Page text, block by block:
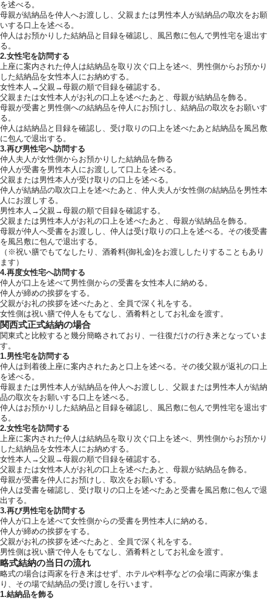
を述べる。
母親が結納品を仲人へお渡しし、父親または男性本人が結納品の取次をお願
いする口上を述べる。
仲人はお預かりした結納品と目録を確認し、風呂敷に包んで男性宅を退出す
る。
2.女性宅を訪問する
上座に案内された仲人は結納品を取り次ぐ口上を述べ、男性側からお預かり
した結納品を女性本人にお納めする。
女性本人→父親→母親の順で目録を確認する。
父親または女性本人がお礼の口上を述べたあと、母親が結納品を飾る。
母親が受書と男性側への結納品を仲人にお預けし、結納品の取次をお願いす
る。
仲人は結納品と目録を確認し、受け取りの口上を述べたあと結納品を風呂敷
に包んで退出する。
3.再び男性宅へ訪問する
仲人夫人が女性側からお預かりした結納品を飾る
仲人が受書を男性本人にお渡しして口上を述べる。
父親または男性本人が受け取りの口上を述べる。
仲人が結納品の取次口上を述べたあと、仲人夫人が女性側の結納品を男性本
人にお渡しする。
男性本人→父親→母親の順で目録を確認する。
父親または男性本人がお礼の口上を述べたあと、母親が結納品を飾る。
母親が仲人へ受書をお渡しし、仲人は受け取りの口上を述べる。その後受書
を風呂敷に包んで退出する。
（※祝い膳でもてなしたり、酒肴料(御礼金)をお渡ししたりすることもあり
ます）
4.再度女性宅へ訪問する
仲人が口上を述べて男性側からの受書を女性本人に納める。
仲人が締めの挨拶をする。
父親がお礼の挨拶を述べたあと、全員で深く礼をする。
女性側は祝い膳で仲人をもてなし、酒肴料としてお礼金を渡す。
関西式正式結納の場合
関東式と比較すると幾分簡略されており、一往復だけの行き来となっていま
す。
1.男性宅を訪問する
仲人は到着後上座に案内されたあと口上を述べる。その後父親が返礼の口上
を述べる。
母親または男性本人が結納品を仲人へお渡しし、父親または男性本人が結納
品の取次をお願いする口上を述べる。
仲人はお預かりした結納品と目録を確認し、風呂敷に包んで男性宅を退出す
る。
2.女性宅を訪問する
上座に案内された仲人は結納品を取り次ぐ口上を述べ、男性側からお預かり
した結納品を女性本人にお納めする。
女性本人→父親→母親の順で目録を確認する。
父親または女性本人がお礼の口上を述べたあと、母親が結納品を飾る。
母親が受書を仲人にお預けし、取次をお願いする。
仲人は受書を確認し、受け取りの口上を述べたあと受書を風呂敷に包んで退
出する。
3.再び男性宅を訪問する
仲人が口上を述べて女性側からの受書を男性本人に納める。
仲人が締めの挨拶をする。
父親がお礼の挨拶を述べたあと、全員で深く礼をする。
男性側は祝い膳で仲人をもてなし、酒肴料としてお礼金を渡す。
略式結納の当日の流れ
略式の場合は両家を行き来はせず、ホテルや料亭などの会場に両家が集ま
り、その場で結納品の受け渡しを行います。
1.結納品を飾る